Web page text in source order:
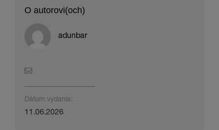
O autorovi(och)
adunbar
Dátum vydania:
11.06.2026